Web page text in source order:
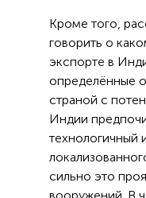
Кроме того,
говорить о
экспорте в
определённые
страной с
Индии
технологичный
сильно это
вооружений. В